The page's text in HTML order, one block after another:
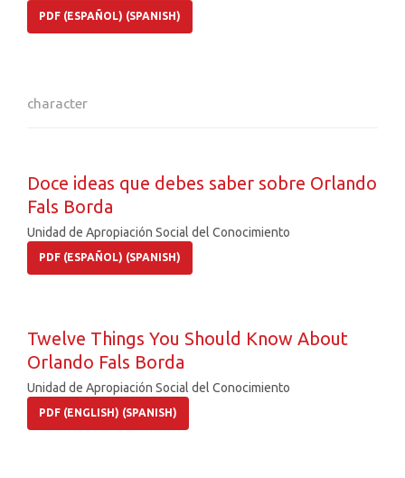
PDF (ESPAÑOL) (SPANISH)
character
Doce ideas que debes saber sobre Orlando
Fals Borda
Unidad de Apropiación Social del Conocimiento
PDF (ESPAÑOL) (SPANISH)
Twelve Things You Should Know About
Orlando Fals Borda
Unidad de Apropiación Social del Conocimiento
PDF (ENGLISH) (SPANISH)